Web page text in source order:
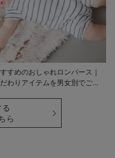
すめのおしゃれロンパース｜
だわりアイテムを男女別でご紹
る
ら